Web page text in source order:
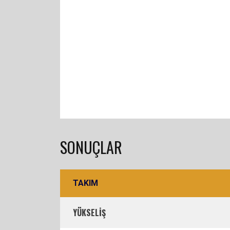
SONUÇLAR
TAKIM
YÜKSELİŞ